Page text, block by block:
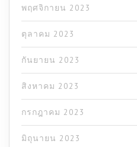
พฤศจิกายน 2023
ตุลาคม 2023
กันยายน 2023
สิงหาคม 2023
กรกฎาคม 2023
มิถุนายน 2023